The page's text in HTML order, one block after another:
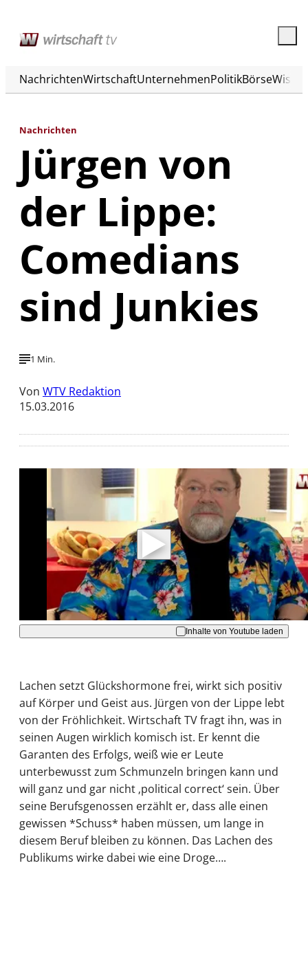
NachrichtenWirtschaftUnternehmenPolitikBörse
Nachrichten
Jürgen von
der Lippe:
Comedians
sind Junkies
1 Min.
Von WTV Redaktion
15.03.2016
Mit der Wiedergabe dieses Videos werden
Daten an Youtube übertragen.
Hinweise dazu erhalten Sie in derDatenschutzerklärung
Akzeptieren
Inhalte von Youtube laden
Lachen setzt Glückshormone frei, wirkt sich positiv
auf Körper und Geist aus. Jürgen von der Lippe lebt
von der Fröhlichkeit. Wirtschaft TV fragt ihn, was in
seinen Augen wirklich komisch ist. Er kennt die
Garanten des Erfolgs, weiß wie er Leute
unterbewusst zum Schmunzeln bringen kann und
will ganz und gar nicht ‚political correct‘ sein. Über
seine Berufsgenossen erzählt er, dass alle einen
gewissen *Schuss* haben müssen, um lange in
diesem Beruf bleiben zu können. Das Lachen des
Publikums wirke dabei wie eine Droge….